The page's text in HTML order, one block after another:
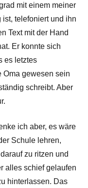
mit einem meiner
telefoniert und ihn
Text mit der Hand
Er konnte sich
es letztes
Oma gewesen sein
schreibt. Aber
ich aber, es wäre
Schule lehren,
zu ritzen und
alles schief gelaufen
hinterlassen. Das